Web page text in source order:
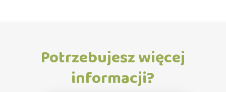
Potrzebujesz więcej
informacji?